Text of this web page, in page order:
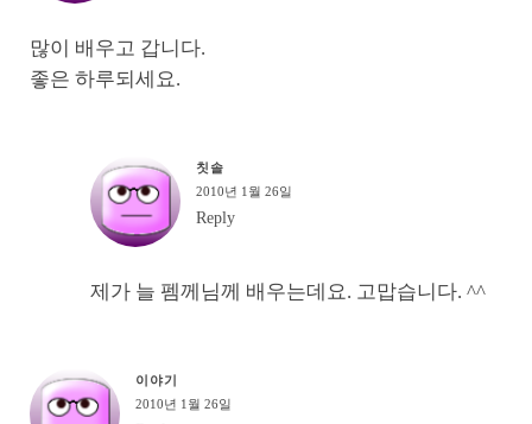
많이 배우고 갑니다.
좋은 하루되세요.
칫솔
2010년 1월 26일
Reply
제가 늘 펨께님께 배우는데요. 고맙습니다. ^^
이야기
2010년 1월 26일